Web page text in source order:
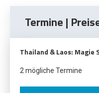
Termine |
Thailand & Laos: Magie
2 mögliche Termine